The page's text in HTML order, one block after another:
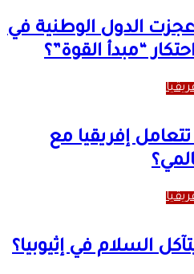
عجزت الدول الوطنية في
“مبدأ القوة”؟
إفريقيا مع
السلام في إثيوبيا؟